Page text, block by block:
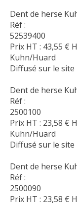
Dent de herse
Réf :
52539400
Prix HT : 43,55 €
Kuhn/Huard
Diffusé sur le site
Dent de herse
Réf :
2500100
Prix HT : 23,58 €
Kuhn/Huard
Diffusé sur le site
Dent de herse
Réf :
2500090
Prix HT : 23,58 €